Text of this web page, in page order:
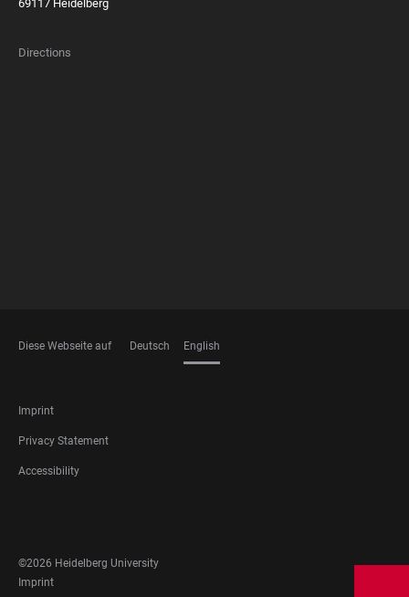
69117 Heidelberg
Directions
Diese Webseite auf Deutsch English
FOOTER
LEGAL
Imprint
Privacy Statement
Accessibility
MEDIA
©2026 Heidelberg University
FOOTER
Imprint